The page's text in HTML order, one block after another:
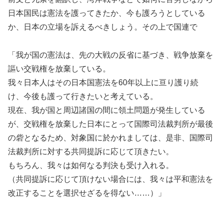
日本国民は憲法を護ってきたか、今も護ろうとしている
か、日本の立場を訴えるべきしょう。その上で国連で
「我が国の憲法は、先の大戦の反省に基づき、戦争放棄を
謳い交戦権を放棄している。
我々日本人はその日本国憲法を60年以上に亘り護り続
け、今後も護って行きたいと考えている。
現在、我が国と周辺諸国の間に領土問題が発生している
が、交戦権を放棄した日本にとって国際司法裁判所が最後
の砦となるため、対象国に於かれましては、是非、国際司
法裁判所に対する共同提訴に応じて頂きたい。
もちろん、我々は如何なる判決も受け入れる。
（共同提訴に応じて頂けない場合には、我々は平和憲法を
改正することを選択せざるを得ない……）」